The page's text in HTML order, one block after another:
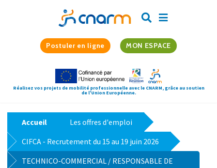
Postuler en ligne MON ESPACE
Réalisez vos projets de mobilité professionnelle avec le CNARM, grâce au soutien
de l'Union Européenne.
Accueil
Les offres d'emploi
CIFCA - Recrutement du 15 au 19 juin 2026
TECHNICO-COMMERCIAL / RESPONSABLE DE